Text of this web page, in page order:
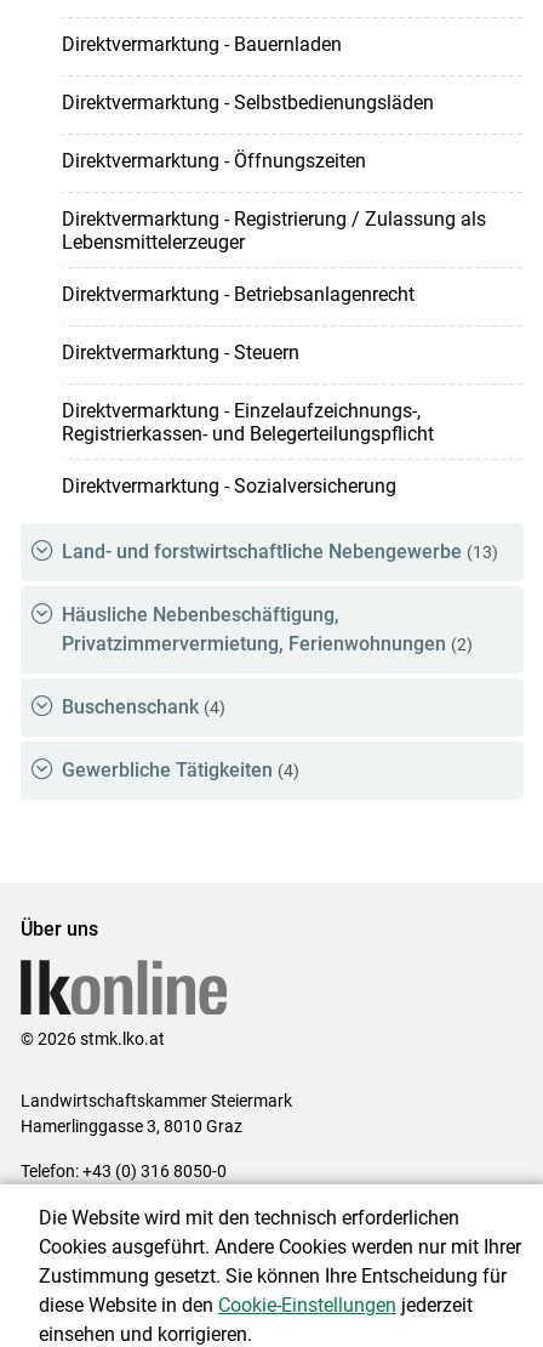
Direktvermarktung - Bauernladen
Direktvermarktung - Selbstbedienungsläden
Direktvermarktung - Öffnungszeiten
Direktvermarktung - Registrierung / Zulassung als
Lebensmittelerzeuger
Direktvermarktung - Betriebsanlagenrecht
Direktvermarktung - Steuern
Direktvermarktung - Einzelaufzeichnungs-,
Registrierkassen- und Belegerteilungspflicht
Direktvermarktung - Sozialversicherung
Land- und forstwirtschaftliche Nebengewerbe (13)
Häusliche Nebenbeschäftigung,
Privatzimmervermietung, Ferienwohnungen (2)
Buschenschank (4)
Gewerbliche Tätigkeiten (4)
Über uns
© 2026 stmk.lko.at
Landwirtschaftskammer Steiermark
Hamerlinggasse 3, 8010 Graz
Telefon: +43 (0) 316 8050-0
Impressum|Kontakt|Datenschutzerklärung|Barrierefreiheit|
Cookie-Einstellungen
Die Website wird mit den technisch erforderlichen
Cookies ausgeführt. Andere Cookies werden nur mit Ihrer
Zustimmung gesetzt. Sie können Ihre Entscheidung für
diese Website in den Cookie-Einstellungen jederzeit
einsehen und korrigieren.